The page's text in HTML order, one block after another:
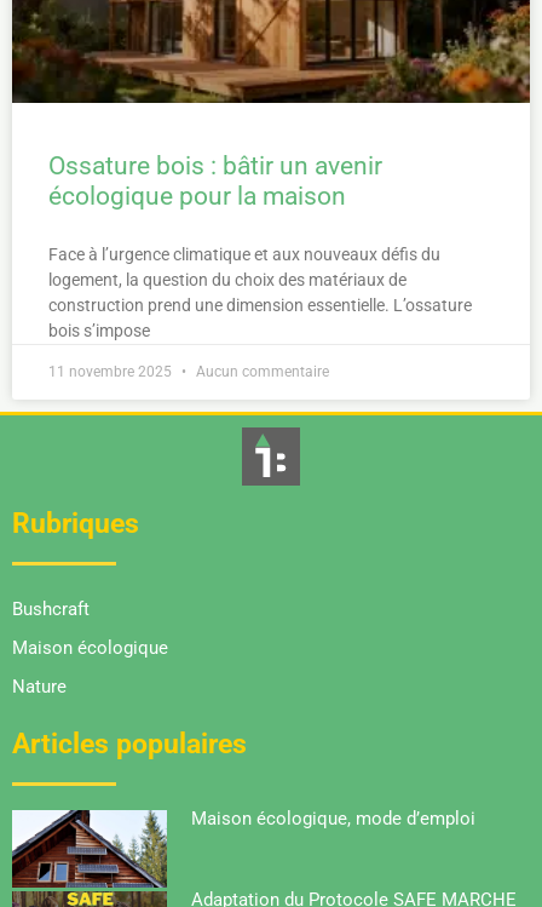
Ossature bois : bâtir un avenir
écologique pour la maison
Face à l’urgence climatique et aux nouveaux défis du
logement, la question du choix des matériaux de
construction prend une dimension essentielle. L’ossature
bois s’impose
11 novembre 2025 Aucun commentaire
Rubriques
Bushcraft
Maison écologique
Nature
Articles populaires
Maison écologique, mode d’emploi
Adaptation du Protocole SAFE MARCHE